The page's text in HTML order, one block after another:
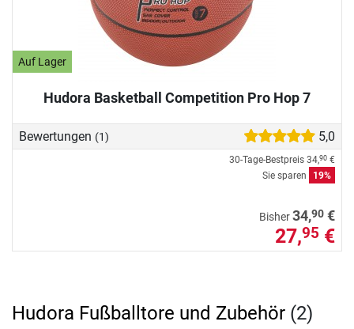
Auf Lager
Hudora Basketball Competition Pro Hop 7
Bewertungen (1) 5,0
30-Tage-Bestpreis 34,90 €
Sie sparen
19%
Bisher34,90 €
27,95 €
Hudora Fußballtore und Zubehör (2)